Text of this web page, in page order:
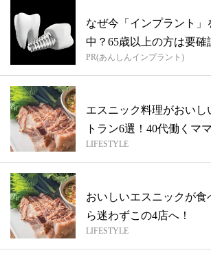
なぜ今「インプラント」
中？65歳以上の方は要確
置は...
PR(あんしんインプラント)
エスニック料理がおいし
トラン6選！40代働くマ
ナ...
LIFESTYLE
おいしいエスニックが
ら迷わずこの4店へ！
LIFESTYLE